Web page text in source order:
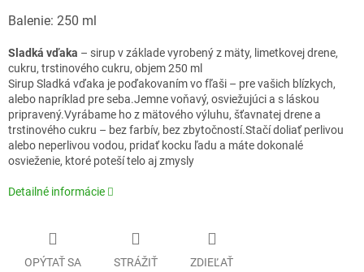
Balenie: 250 ml
Sladká vďaka – sirup v základe vyrobený z mäty, limetkovej drene,
cukru, trstinového cukru, objem 250 ml
Sirup Sladká vďaka je poďakovaním vo fľaši – pre vašich blízkych,
alebo napríklad pre seba.Jemne voňavý, osviežujúci a s láskou
pripravený.Vyrábame ho z mätového výluhu, šťavnatej drene a
trstinového cukru – bez farbív, bez zbytočností.Stačí doliať perlivou
alebo neperlivou vodou, pridať kocku ľadu a máte dokonalé
osvieženie, ktoré poteší telo aj zmysly
Detailné informácie
OPÝTAŤ SA STRÁŽIŤ ZDIEĽAŤ